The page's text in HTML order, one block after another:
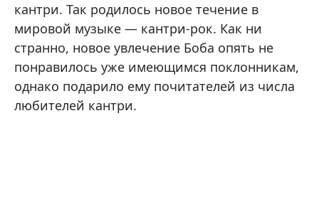
кантри. Так родилось новое течение в
мировой музыке — кантри-рок. Как ни
странно, новое увлечение Боба опять не
понравилось уже имеющимся поклонникам,
однако подарило ему почитателей из числа
любителей кантри.